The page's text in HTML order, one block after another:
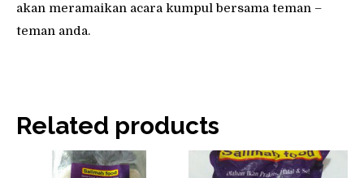
akan meramaikan acara kumpul bersama teman –
teman anda.
Related products